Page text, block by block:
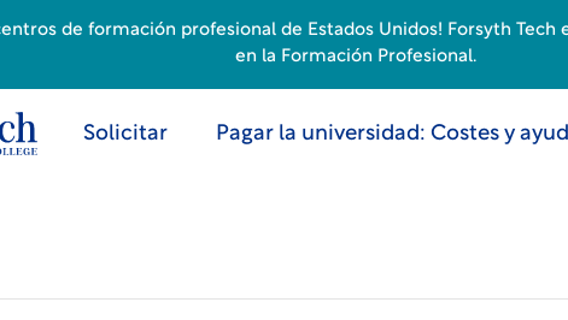
Solicitar Pagar la universidad: Costes y
de formación profesional de Estados Unidos! Forsyth Tech
en la Formación Profesional.